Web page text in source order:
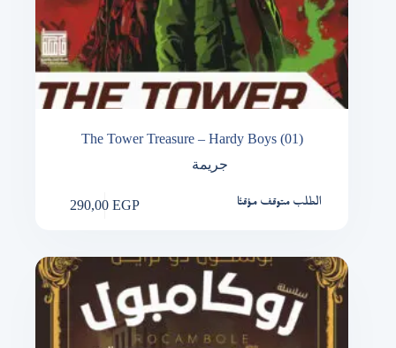
The Tower Treasure – Hardy Boys (01)
جريمة
290,00EGP الطلب متوقف مؤقتًا